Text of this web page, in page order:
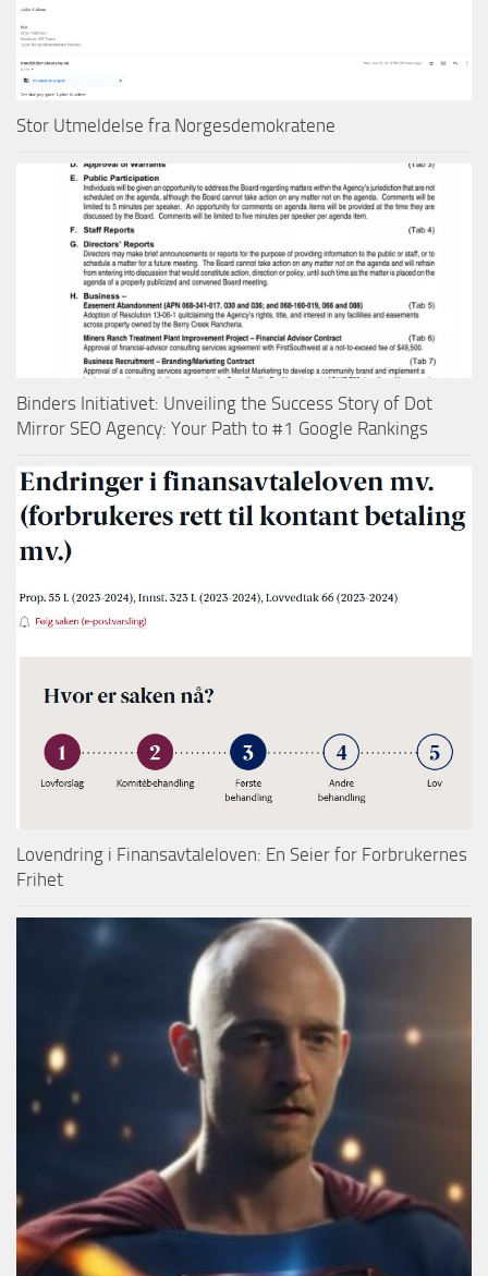
Stor Utmeldelse fra Norgesdemokratene
Binders Initiativet: Unveiling the Success Story of Dot
Mirror SEO Agency: Your Path to #1 Google Rankings
Lovendring i Finansavtaleloven: En Seier for Forbrukernes
Frihet